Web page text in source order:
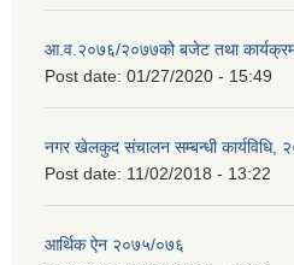
आ.व.२०७६/२०७७को बजेट तथा
Post date: 01/27/2020 - 15:49
नगर खेलकुद संचालन सम्बन्धी कार्यविधि,
Post date: 11/02/2018 - 13:22
आर्थिक ऐन २०७५/०७६